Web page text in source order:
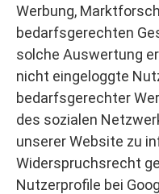
Werbung,
bedarfsgerechten
solche Auswertung
nicht eingeloggte
bedarfsgerechter
des sozialen
unserer Website zu
Widerspruchsrecht
Nutzerprofile bei